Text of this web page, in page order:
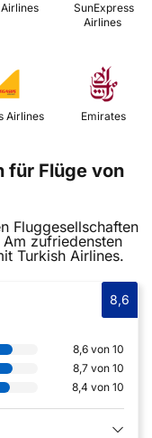
Airlines
Emirates
für Flüge von
Fluggesellschaften
zufriedensten
Turkish Airlines.
8,6
8,6 von 10
8,7 von 10
8,4 von 10